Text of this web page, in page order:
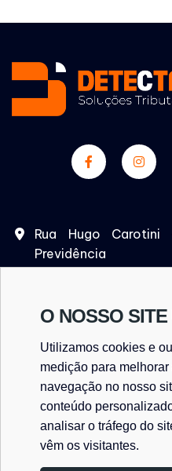
Rua Hugo
Previdência
São Paulo/SP –
(11) 93763-4137
(11) 93763-4137
O NOSSO
Utilizamos cookies e
medição para
navegação no nosso
conteúdo
analisar o tráfego do
vêm os visitantes.